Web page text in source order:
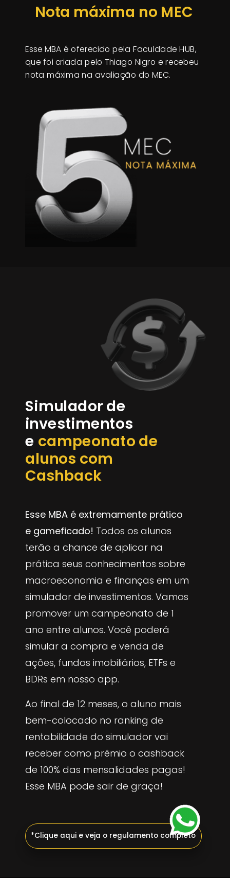
Nota máxima no MEC
Esse MBA é oferecido pela Faculdade HUB,
que foi criada pelo Thiago Nigro e recebeu
nota máxima na avaliação do MEC.
Simulador de
investimentos
e campeonato de
alunos com
Cashback
Esse MBA é extremamente prático
e gameficado! Todos os alunos
terão a chance de aplicar na
prática seus conhecimentos sobre
macroeconomia e finanças em um
simulador de investimentos. Vamos
promover um campeonato de 1
ano entre alunos. Você poderá
simular a compra e venda de
ações, fundos imobiliários, ETFs e
BDRs em nosso app.
Ao final de 12 meses, o aluno mais
bem-colocado no ranking de
rentabilidade do simulador vai
receber como prêmio o cashback
de 100% das mensalidades pagas!
Esse MBA pode sair de graça!
*Clique aqui e veja o regulamento completo